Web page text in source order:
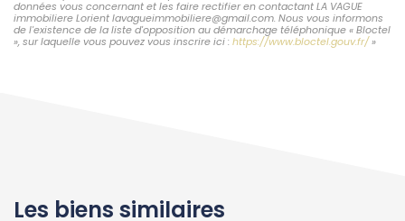
données vous concernant et les faire rectifier en contactant LA VAGUE
immobiliere Lorient lavagueimmobiliere@gmail.com. Nous vous informons
de l'existence de la liste d'opposition au démarchage téléphonique « Bloctel
», sur laquelle vous pouvez vous inscrire ici : https://www.bloctel.gouv.fr/»
Les biens similaires